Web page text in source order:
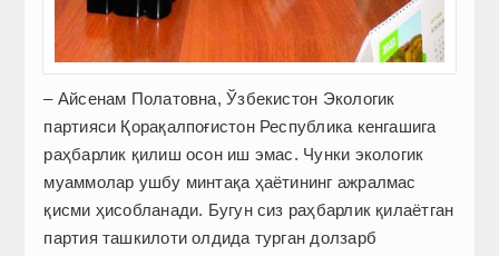
– Айсенам Полатовна, Ўзбекистон Экологик
партияси Қорақалпоғистон Республика кенгашига
раҳбарлик қилиш осон иш эмас. Чунки экологик
муаммолар ушбу минтақа ҳаётининг ажралмас
қисми ҳисобланади. Бугун сиз раҳбарлик қилаётган
партия ташкилоти олдида турган долзарб